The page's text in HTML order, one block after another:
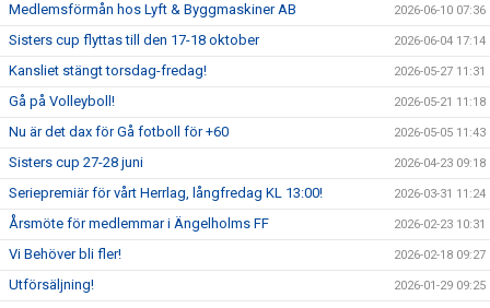
Medlemsförmån hos Lyft & Byggmaskiner AB 2026-06-10 07:36
Sisters cup flyttas till den 17-18 oktober 2026-06-04 17:14
Kansliet stängt torsdag-fredag! 2026-05-27 11:31
Gå på Volleyboll! 2026-05-21 11:18
Nu är det dax för Gå fotboll för +60 2026-05-05 11:43
Sisters cup 27-28 juni 2026-04-23 09:18
Seriepremiär för vårt Herrlag, långfredag KL 13:00! 2026-03-31 11:24
Årsmöte för medlemmar i Ängelholms FF 2026-02-23 10:31
Vi Behöver bli fler! 2026-02-18 09:27
Utförsäljning! 2026-01-29 09:25